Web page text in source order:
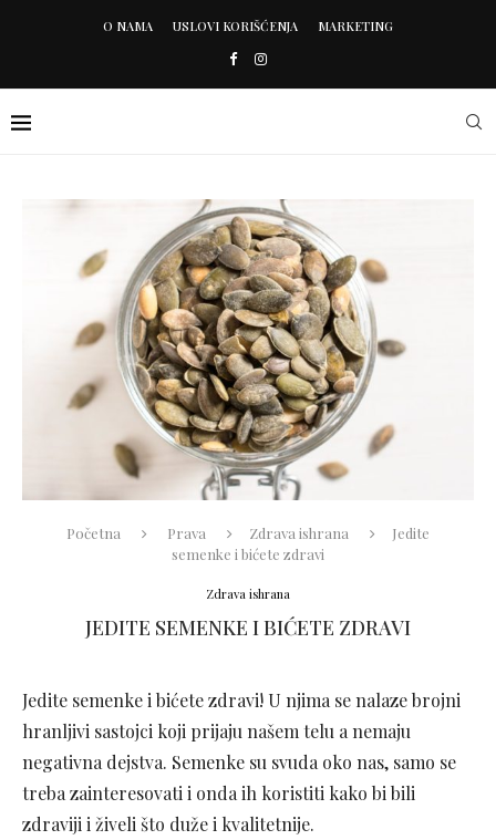
O NAMA USLOVI KORIŠĆENJA MARKETING
Početna Prava Zdrava ishrana
Jedite
semenke i bićete zdravi
Zdrava ishrana
JEDITE SEMENKE I BIĆETE ZDRAVI
Jedite semenke i bićete zdravi! U njima se nalaze brojni
hranljivi sastojci koji prijaju našem telu a nemaju
negativna dejstva. Semenke su svuda oko nas, samo se
treba zainteresovati i onda ih koristiti kako bi bili
zdraviji i živeli što duže i kvalitetnije.